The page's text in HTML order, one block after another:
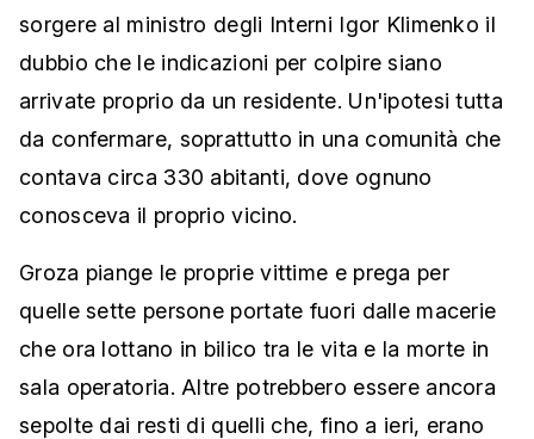
sorgere al ministro degli Interni Igor Klimenko il
dubbio che le indicazioni per colpire siano
arrivate proprio da un residente. Un'ipotesi tutta
da confermare, soprattutto in una comunità che
contava circa 330 abitanti, dove ognuno
conosceva il proprio vicino.
Groza piange le proprie vittime e prega per
quelle sette persone portate fuori dalle macerie
che ora lottano in bilico tra le vita e la morte in
sala operatoria. Altre potrebbero essere ancora
sepolte dai resti di quelli che, fino a ieri, erano